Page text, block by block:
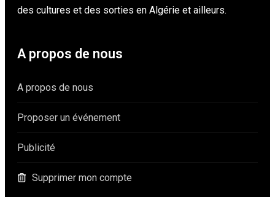
des cultures et des sorties en Algérie et ailleurs.
A propos de nous
A propos de nous
Proposer un événement
Publicité
Supprimer mon compte